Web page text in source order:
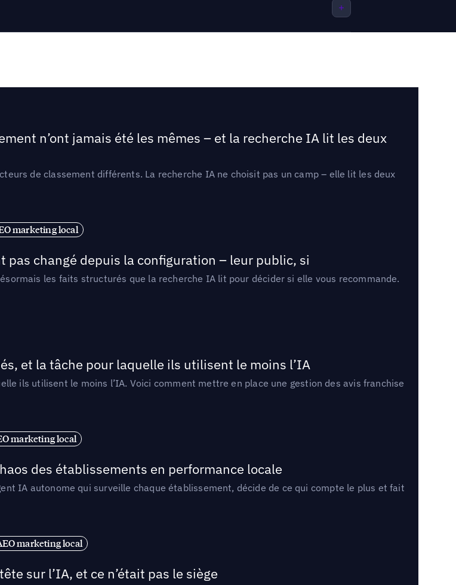
n’ont jamais été les mêmes – et la recherche IA lit les deux
de classement différents. La recherche IA ne choisit pas un camp – elle lit les deux
marketing local
pas changé depuis la configuration – leur public, si
les faits structurés que la recherche IA lit pour décider si elle vous recommande.
et la tâche pour laquelle ils utilisent le moins l’IA
ils utilisent le moins l’IA. Voici comment mettre en place une gestion des avis franchise
marketing local
des établissements en performance locale
IA autonome qui surveille chaque établissement, décide de ce qui compte le plus et fait
marketing local
sur l’IA, et ce n’était pas le siège